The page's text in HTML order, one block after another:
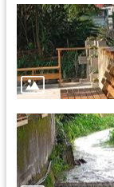
認
識
木
博
訊
息
公
告